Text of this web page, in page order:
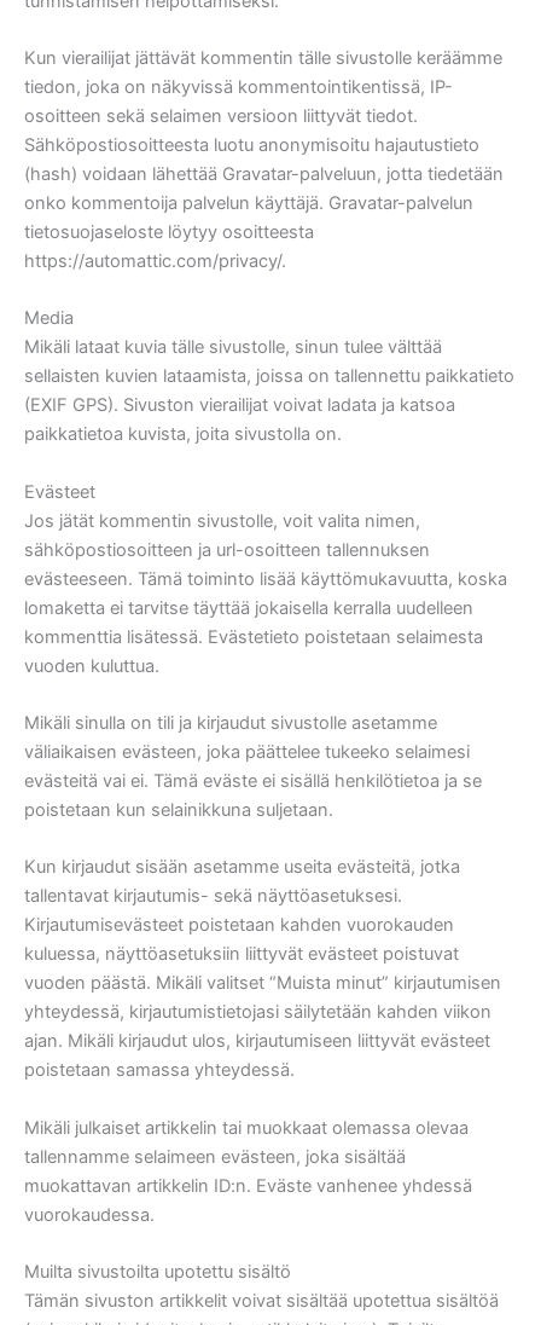
Kun vierailijat jättävät kommentin tälle sivustolle keräämme
tiedon, joka on näkyvissä kommentointikentissä, IP-
osoitteen sekä selaimen versioon liittyvät tiedot.
Sähköpostiosoitteesta luotu anonymisoitu hajautustieto
(hash) voidaan lähettää Gravatar-palveluun, jotta tiedetään
onko kommentoija palvelun käyttäjä. Gravatar-palvelun
tietosuojaseloste löytyy osoitteesta
https://automattic.com/privacy/.
Media
Mikäli lataat kuvia tälle sivustolle, sinun tulee välttää
sellaisten kuvien lataamista, joissa on tallennettu paikkatieto
(EXIF GPS). Sivuston vierailijat voivat ladata ja katsoa
paikkatietoa kuvista, joita sivustolla on.
Evästeet
Jos jätät kommentin sivustolle, voit valita nimen,
sähköpostiosoitteen ja url-osoitteen tallennuksen
evästeeseen. Tämä toiminto lisää käyttömukavuutta, koska
lomaketta ei tarvitse täyttää jokaisella kerralla uudelleen
kommenttia lisätessä. Evästetieto poistetaan selaimesta
vuoden kuluttua.
Mikäli sinulla on tili ja kirjaudut sivustolle asetamme
väliaikaisen evästeen, joka päättelee tukeeko selaimesi
evästeitä vai ei. Tämä eväste ei sisällä henkilötietoa ja se
poistetaan kun selainikkuna suljetaan.
Kun kirjaudut sisään asetamme useita evästeitä, jotka
tallentavat kirjautumis- sekä näyttöasetuksesi.
Kirjautumisevästeet poistetaan kahden vuorokauden
kuluessa, näyttöasetuksiin liittyvät evästeet poistuvat
vuoden päästä. Mikäli valitset “Muista minut” kirjautumisen
yhteydessä, kirjautumistietojasi säilytetään kahden viikon
ajan. Mikäli kirjaudut ulos, kirjautumiseen liittyvät evästeet
poistetaan samassa yhteydessä.
Mikäli julkaiset artikkelin tai muokkaat olemassa olevaa
tallennamme selaimeen evästeen, joka sisältää
muokattavan artikkelin ID:n. Eväste vanhenee yhdessä
vuorokaudessa.
Muilta sivustoilta upotettu sisältö
Tämän sivuston artikkelit voivat sisältää upotettua sisältöä